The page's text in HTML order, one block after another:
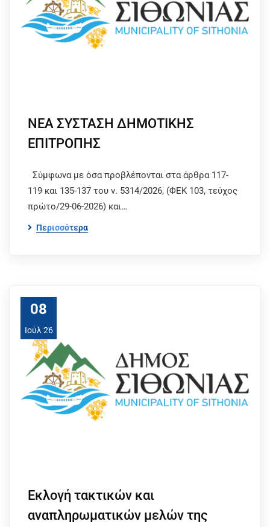
ΝΕΑ ΣΥΣΤΑΣΗ ΔΗΜΟΤΙΚΗΣ
ΕΠΙΤΡΟΠΗΣ
Σύμφωνα με όσα προβλέπονται στα άρθρα 117-
119 και 135-137 του ν. 5314/2026, (ΦΕΚ 103, τεύχος
πρώτο/29-06-2026) και…
Περισσότερα
08
Ιούλ 26
Εκλογή τακτικών και
αναπληρωματικών μελών της